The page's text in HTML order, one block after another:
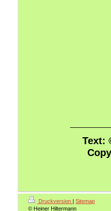
Text:
Druckversion | Sitemap
© Heiner Hiltermann